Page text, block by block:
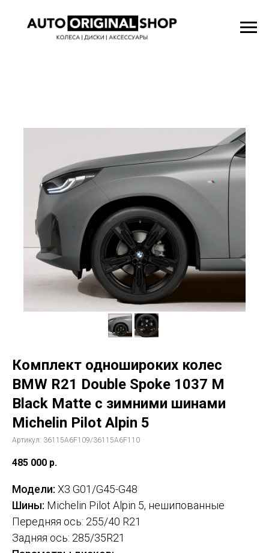
Комплект одношироких колес
BMW R21 Double Spoke 1037 M
Black Matte с зимними шинами
Michelin Pilot Alpin 5
Артикул: 36115A6F109/36115A6F110
485 000 р.
Модели: X3 G01/G45-G48
Шины: Michelin Pilot Alpin 5, нешипованные
Передняя ось: 255/40 R21
Задняя ось: 285/35R21